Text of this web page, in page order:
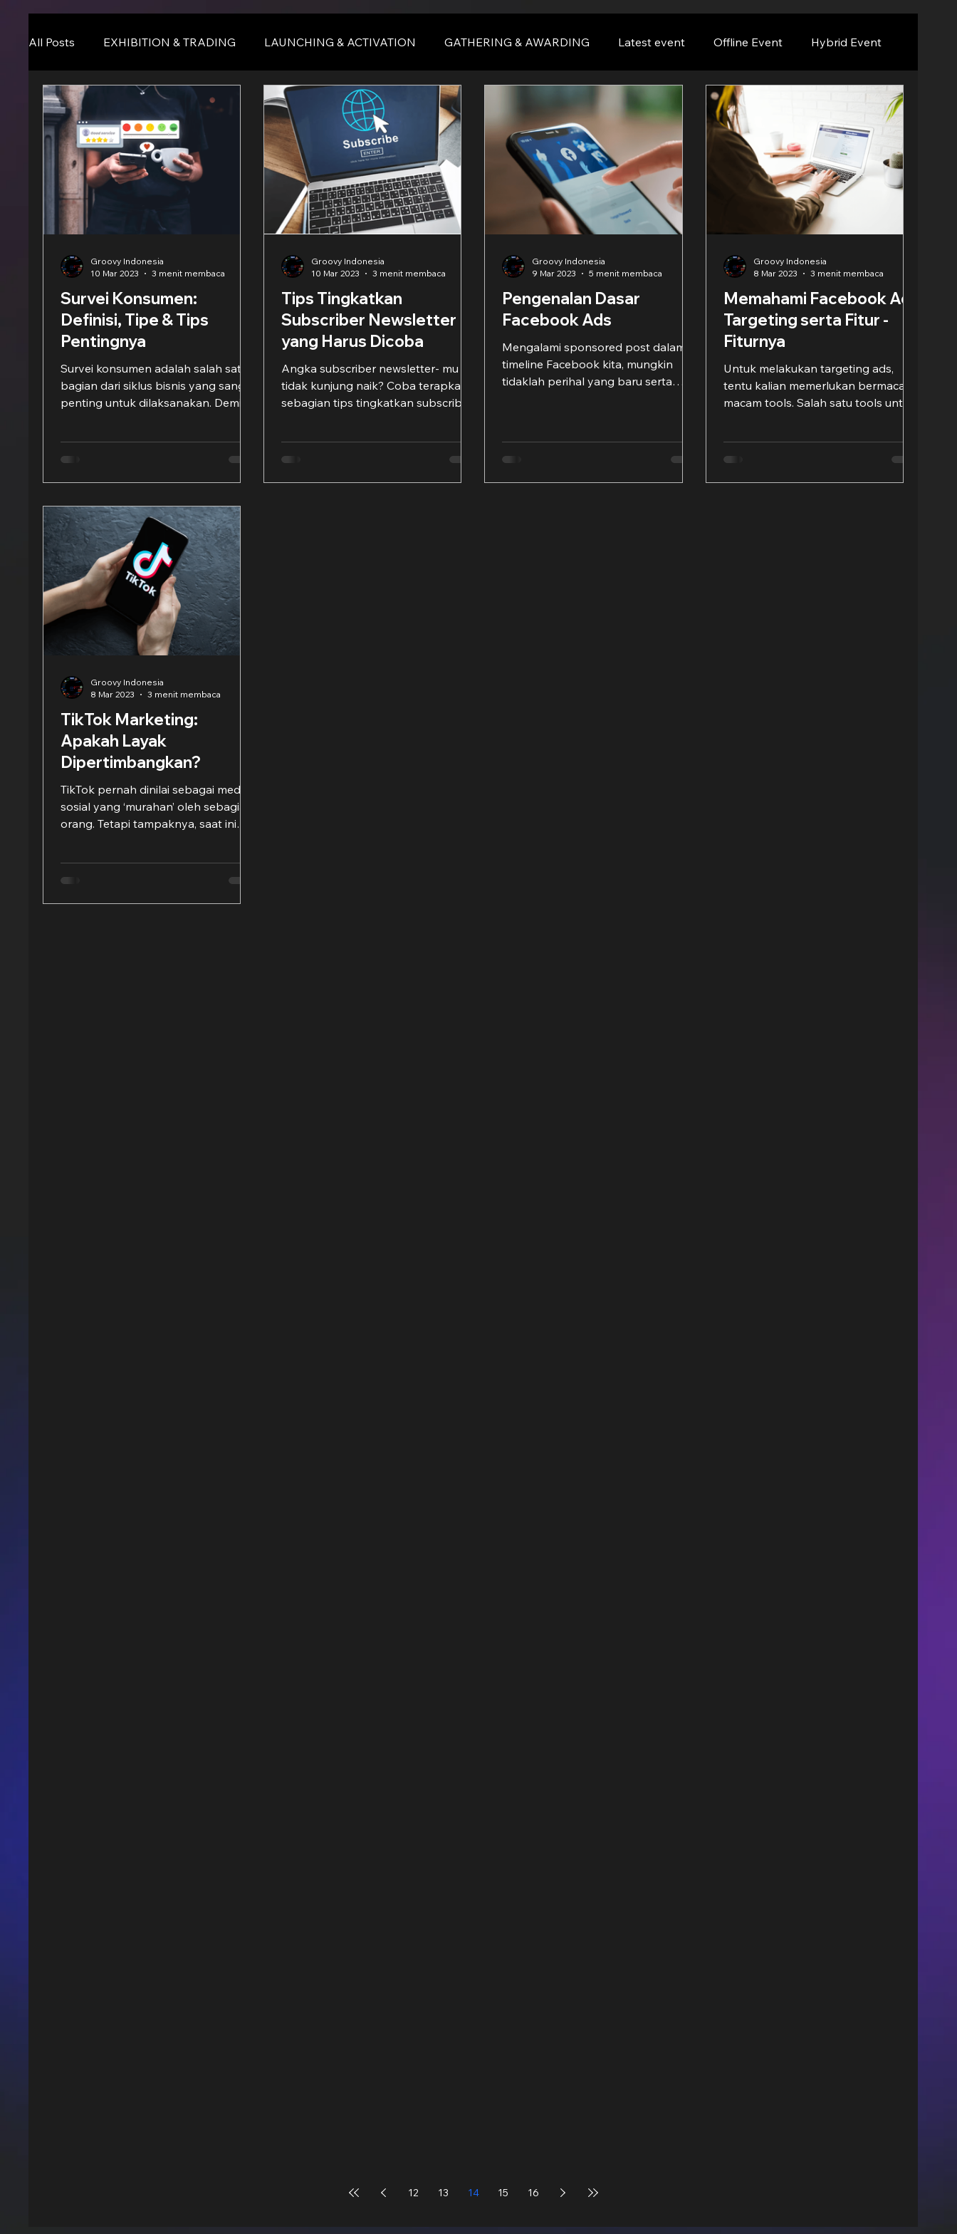
All Posts EXHIBITION & TRADING LAUNCHING & ACTIVATION GATHERING & AWARDING Latest event Offline Event Hybrid Event
Online Event BLOG Seminar & Conference BALI
Survei Konsumen:
Definisi, Tipe & Tips
Pentingnya
Survei konsumen adalah salah satu
bagian dari siklus bisnis yang sangat
penting untuk dilaksanakan. Demi
Groovy Indonesia
10 Mar 2023
3 menit membaca
Tips Tingkatkan
Subscriber Newsletter
yang Harus Dicoba
Angka subscriber newsletter- mu
tidak kunjung naik? Coba terapkan
sebagian tips tingkatkan subscriber
Groovy Indonesia
10 Mar 2023
3 menit membaca
Pengenalan Dasar
Facebook Ads
Mengalami sponsored post dalam
timeline Facebook kita, mungkin
tidaklah perihal yang baru serta
Groovy Indonesia
9 Mar 2023
5 menit membaca
Memahami Facebook Ads
Targeting serta Fitur -
Fiturnya
Untuk melakukan targeting ads,
tentu kalian memerlukan bermacam-
macam tools. Salah satu tools untuk
Groovy Indonesia
8 Mar 2023
3 menit membaca
TikTok Marketing:
Apakah Layak
Dipertimbangkan?
TikTok pernah dinilai sebagai media
sosial yang ‘murahan’ oleh sebagian
orang. Tetapi tampaknya, saat ini
Groovy Indonesia
8 Mar 2023
3 menit membaca
12 13 14 15 16